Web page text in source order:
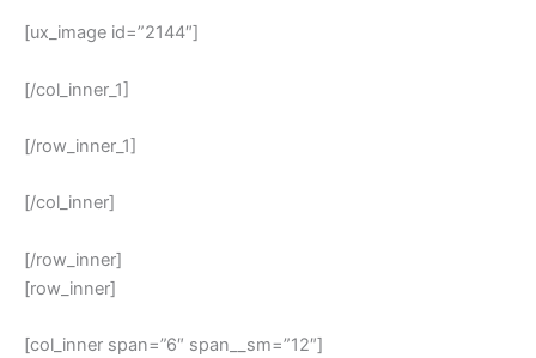
[ux_image id=”2144″]
[/col_inner_1]
[/row_inner_1]
[/col_inner]
[/row_inner]
[row_inner]
[col_inner span=”6″ span__sm=”12″]